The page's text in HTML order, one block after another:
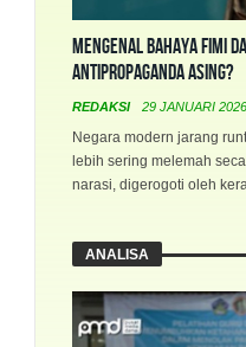
Mengenal Bahaya FIMI
Antipropaganda Asing?
REDAKSI 29 JANUARI 2026
Negara modern jarang
lebih sering melemah
narasi, digerogoti oleh
ANALISA